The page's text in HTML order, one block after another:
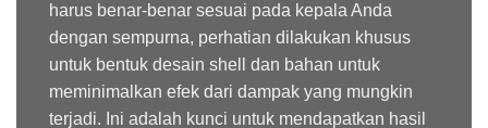
harus benar-benar sesuai pada kepala Anda
dengan sempurna, perhatian dilakukan khusus
untuk bentuk desain shell dan bahan untuk
meminimalkan efek dari dampak yang mungkin
terjadi. Ini adalah kunci untuk mendapatkan hasil